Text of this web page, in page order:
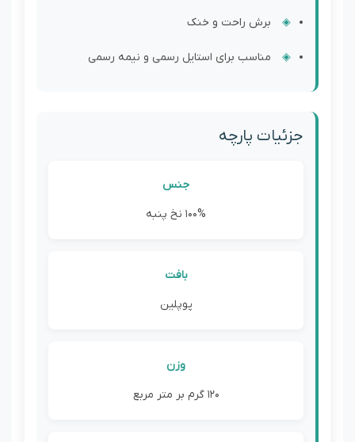
برش راحت و خنک
مناسب برای استایل رسمی و نیمه رسمی
جزئیات پارچه
جنس
100% نخ پنبه
بافت
پوپلین
وزن
120 گرم بر متر مربع